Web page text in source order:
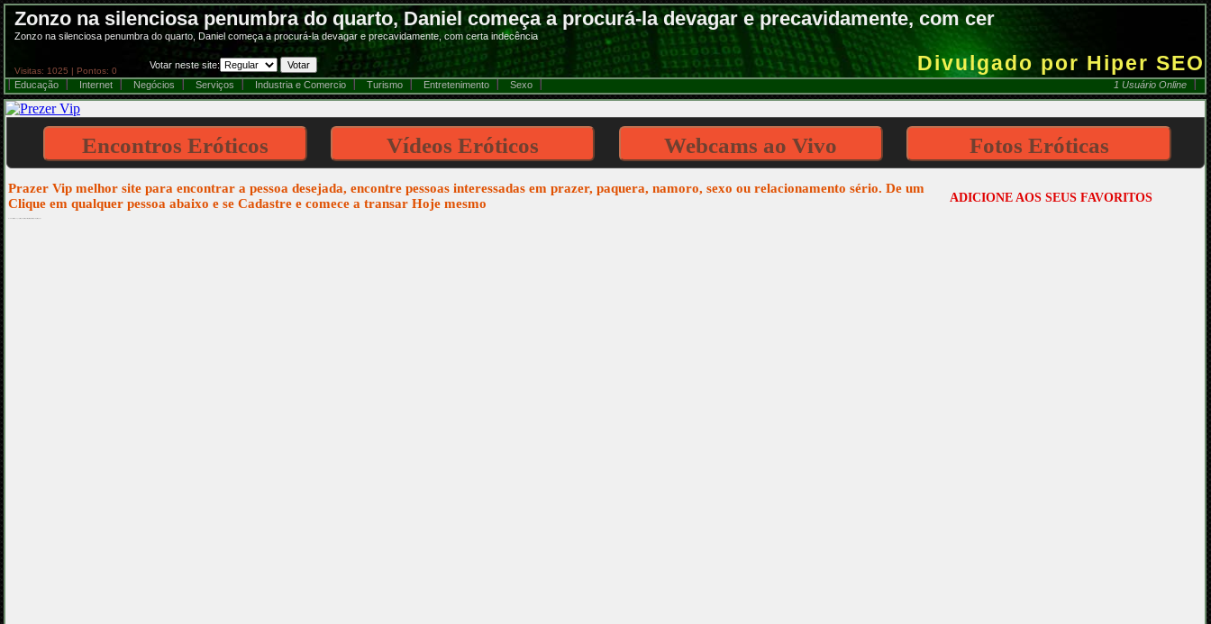
Divulgado por Hiper SEO
Zonzo na silenciosa penumbra do quarto, Daniel começa a procurá-la devagar e precavidamente, com cer
Zonzo na silenciosa penumbra do quarto, Daniel começa a procurá-la devagar e precavidamente, com certa indecência
Visitas: 1025 | Pontos: 0
Votar neste site:
Educação
Internet Negócios Serviços Industria e Comercio Turismo Entretenimento Sexo 1 Usuário Online